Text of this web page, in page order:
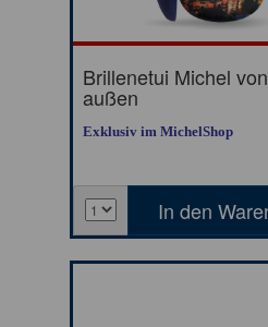
Brillenetui Michel von
außen
Exklusiv im MichelShop